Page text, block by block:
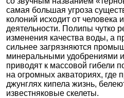
самая большая угроза
колоний исходит от человека
деятельности. Полипы чутко
изменения качества воды, а
сильнее загрязняются
минеральными удобрениями
приводят к массовой гибели
на огромных акваториях, где
джунглях кипела жизнь,
известняковые скелеты.